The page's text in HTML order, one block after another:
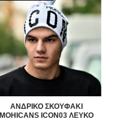
ΑΝΔΡΙΚΟ ΣΚΟΥΦΑΚΙ
MOHICANS ICON03 ΛΕΥΚΟ